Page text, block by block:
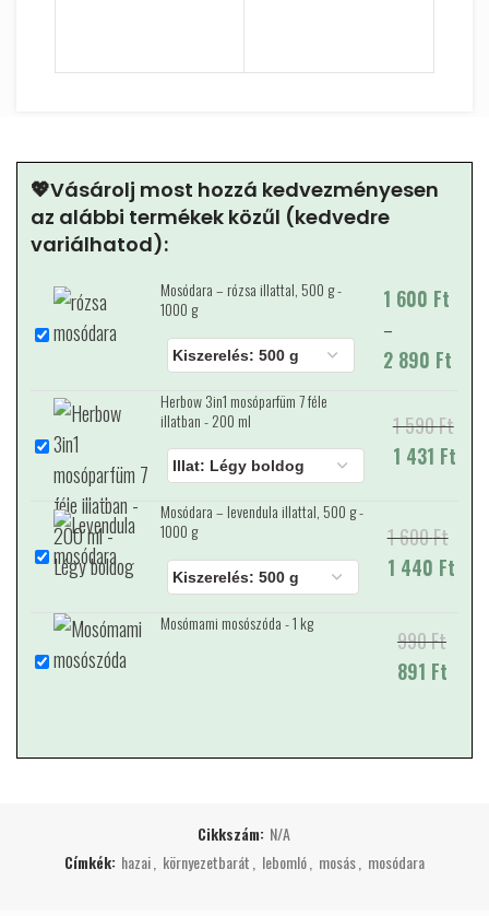
💖Vásárolj most hozzá kedvezményesen
az alábbi termékek közűl (kedvedre
variálhatod):
Mosódara – rózsa illattal, 500 g -
1000 g
1 600 Ft
–
2 890 Ft
Ártartomány: 1
600 Ft - 2
890 Ft
Herbow 3in1 mosóparfüm 7 féle
illatban - 200 ml
1 590Ft
Original price
was: 1 590 Ft.
1 431 Ft
Current price
is: 1 431 Ft.
Mosódara – levendula illattal, 500 g -
1000 g
1 600Ft
Original price
was: 1 600 Ft.
1 440 Ft
Current price
is: 1 440 Ft.
Mosómami mosószóda - 1 kg
990Ft
Original price
was: 990 Ft.
891 Ft
Current price
is: 891 Ft.
Cikkszám: N/A
Címkék: hazai, környezetbarát, lebomló, mosás, mosódara